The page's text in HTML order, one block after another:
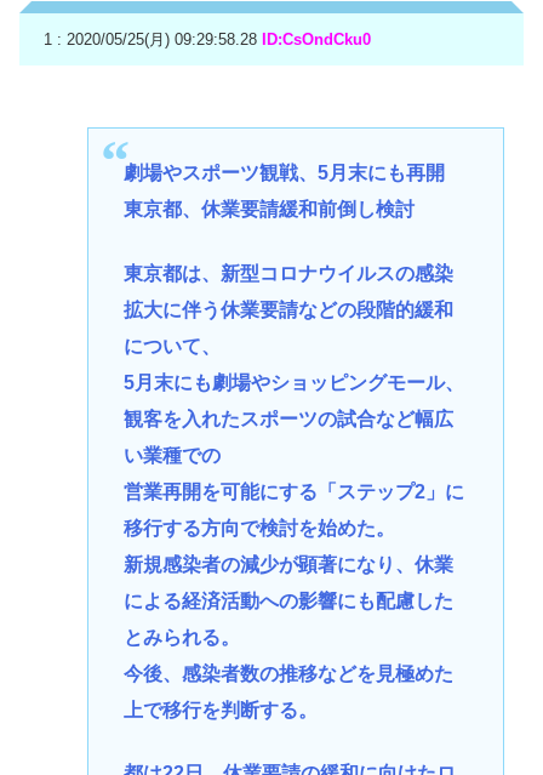
1 : 2020/05/25(月) 09:29:58.28 ID:CsOndCku0
劇場やスポーツ観戦、5月末にも再開
東京都、休業要請緩和前倒し検討
東京都は、新型コロナウイルスの感染
拡大に伴う休業要請などの段階的緩和
について、
5月末にも劇場やショッピングモール、
観客を入れたスポーツの試合など幅広
い業種での
営業再開を可能にする「ステップ2」に
移行する方向で検討を始めた。
新規感染者の減少が顕著になり、休業
による経済活動への影響にも配慮した
とみられる。
今後、感染者数の推移などを見極めた
上で移行を判断する。